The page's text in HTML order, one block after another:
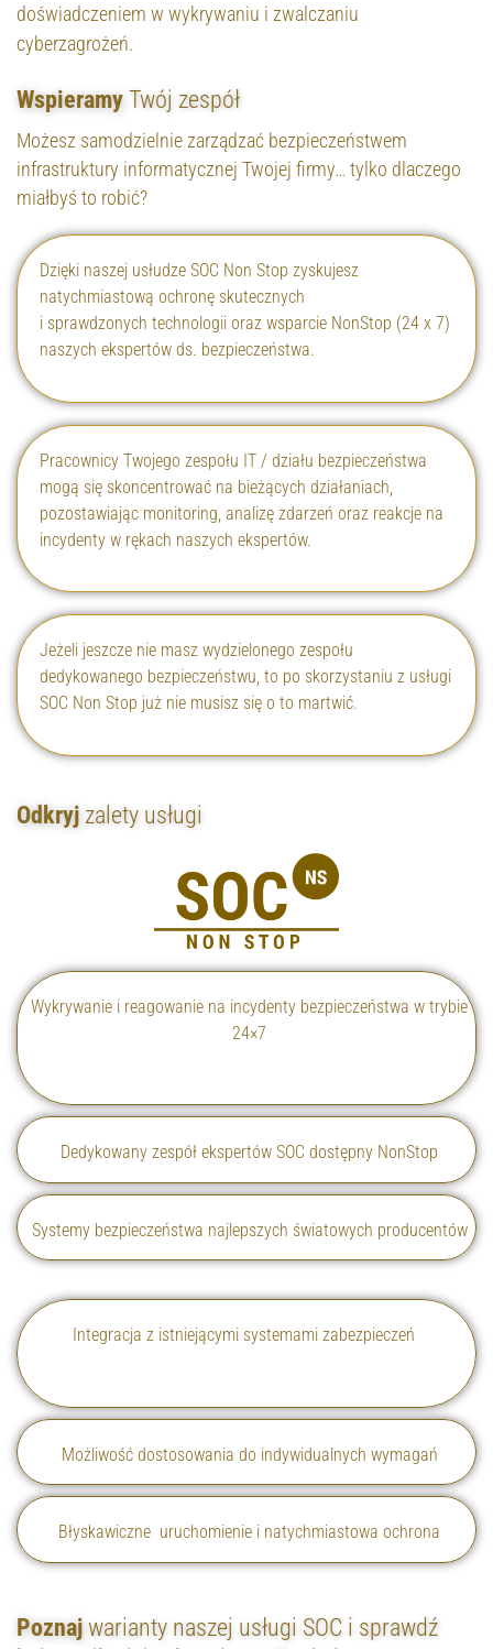
doświadczeniem w wykrywaniu i zwalczaniu
cyberzagrożeń.
Wspieramy Twój zespół
Możesz samodzielnie zarządzać bezpieczeństwem
infrastruktury informatycznej Twojej firmy… tylko dlaczego
miałbyś to robić?
Dzięki naszej usłudze SOC Non Stop zyskujesz
natychmiastową ochronę skutecznych
i sprawdzonych technologii oraz wsparcie NonStop (24 x 7)
naszych ekspertów ds. bezpieczeństwa.
Pracownicy Twojego zespołu IT / działu bezpieczeństwa
mogą się skoncentrować na bieżących działaniach,
pozostawiając monitoring, analizę zdarzeń oraz reakcje na
incydenty w rękach naszych ekspertów.
Jeżeli jeszcze nie masz wydzielonego zespołu
dedykowanego bezpieczeństwu, to po skorzystaniu z usługi
SOC Non Stop już nie musisz się o to martwić.
Odkryj zalety usługi
Wykrywanie i reagowanie na incydenty bezpieczeństwa w trybie
24×7
Dedykowany zespół ekspertów SOC dostępny NonStop
Systemy bezpieczeństwa najlepszych światowych producentów
Integracja z istniejącymi systemami zabezpieczeń
Możliwość dostosowania do indywidualnych wymagań
Błyskawiczne uruchomienie i natychmiastowa ochrona
Poznaj warianty naszej usługi SOC i sprawdź